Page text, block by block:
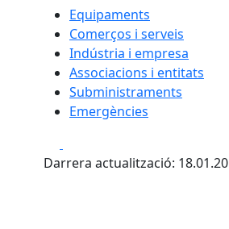
Equipaments
Comerços i serveis
Indústria i empresa
Associacions i entitats
Subministraments
Emergències
Darrera actualització: